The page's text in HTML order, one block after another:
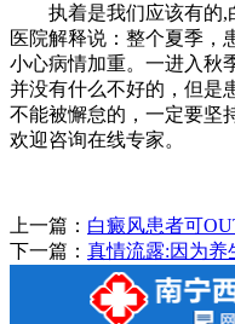
执着是我们应该有的,
医院解释说：整个夏季，
小心病情加重。一进入秋
并没有什么不好的，但是
不能被懈怠的，一定要坚
欢迎咨询在线专家。
上一篇： 白癜风患者可
下一篇： 真情流露:因为养